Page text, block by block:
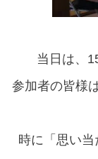
当日は、
参加者の皆様
時に「思い